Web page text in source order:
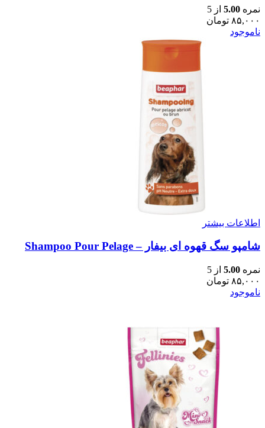
نمره 5.00 از 5
۸۵,۰۰۰ تومان
ناموجود
اطلاعات بیشتر
شامپو سگ قهوه ای بیفار – Shampoo Pour Pelage
نمره 5.00 از 5
۸۵,۰۰۰ تومان
ناموجود